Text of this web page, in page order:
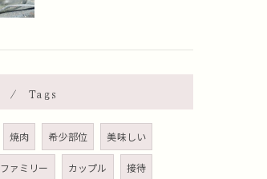
Tags
焼肉 希少部位 美味しい
ファミリー カップル 接待